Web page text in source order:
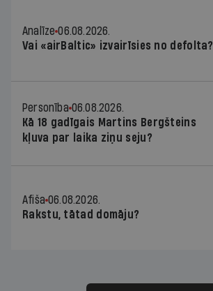
Analīze 06.08.2026.
Vai «airBaltic» izvairīsies no defolta?
Personība 06.08.2026.
Kā 18 gadīgais Martins Bergšteins
kļuva par laika ziņu seju?
Afiša 06.08.2026.
Rakstu, tātad domāju?